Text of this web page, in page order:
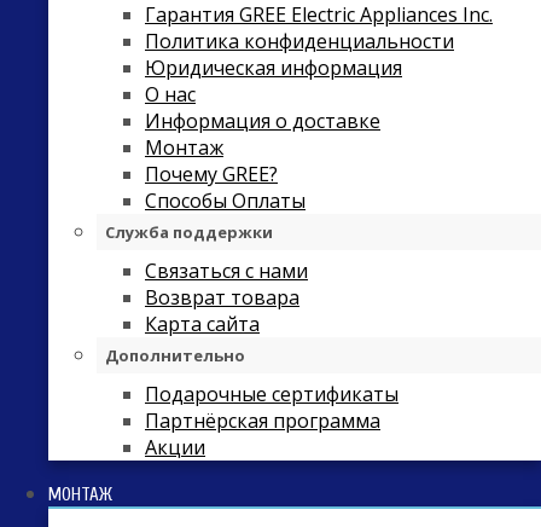
Гарантия GREE Electric Appliances Inc.
Политика конфиденциальности
Юридическая информация
О нас
Информация о доставке
Монтаж
Почему GREE?
Способы Оплаты
Служба поддержки
Связаться с нами
Возврат товара
Карта сайта
Дополнительно
Подарочные сертификаты
Партнёрская программа
Акции
МОНТАЖ